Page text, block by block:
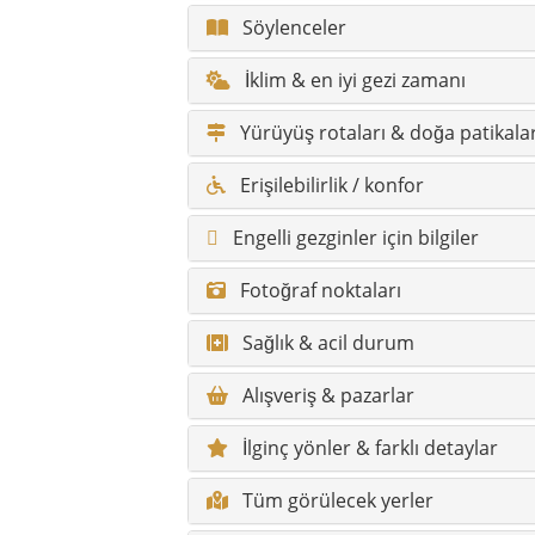
Alışveriş & pazarlar
İlginç yönler & farklı detaylar
Tüm görülecek yerler
Tüm gizli cennetler
Çatalca hakkında sık sorulan
Ana yerler ve kısa açıklamaları
Yerler / mahalleler ve kısa